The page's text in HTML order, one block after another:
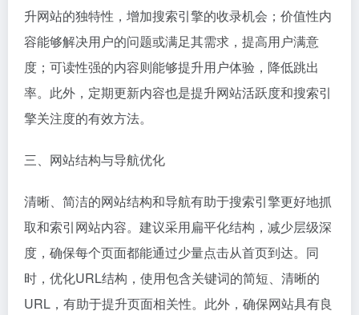
升网站的独特性，增加搜索引擎的收录机会；价值性内
容能够解决用户的问题或满足其需求，提高用户满意
度；可读性强的内容则能够提升用户体验，降低跳出
率。此外，定期更新内容也是提升网站活跃度和搜索引
擎关注度的有效方法。
三、网站结构与导航优化
清晰、简洁的网站结构和导航有助于搜索引擎更好地抓
取和索引网站内容。建议采用扁平化结构，减少层级深
度，确保每个页面都能通过少量点击从首页到达。同
时，优化URL结构，使用包含关键词的简短、清晰的
URL，有助于提升页面相关性。此外，确保网站具有良